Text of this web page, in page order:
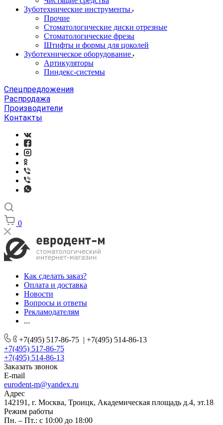
Зуботехнические инструменты
Прочие
Стоматологические диски отрезные
Стоматологические фрезы
Штифты и формы для цоколей
Зуботехническое оборудование
Артикуляторы
Пиндекс-системы
Спецпредложения
Распродажа
Производители
Контакты
0
Как сделать заказ?
Оплата и доставка
Новости
Вопросы и ответы
Рекламодателям
...
+7(495) 517-86-75 | +7(495) 514-86-13
+7(495) 517-86-75
+7(495) 514-86-13
Заказать звонок
E-mail
eurodent-m@yandex.ru
Адрес
142191, г. Москва, Троицк, Академическая площадь д.4, эт.18
Режим работы
Пн. – Пт.: с 10:00 до 18:00